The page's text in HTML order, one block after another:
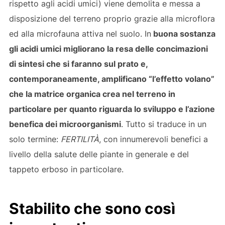
rispetto agli acidi umici) viene demolita e messa a
disposizione del terreno proprio grazie alla microflora
ed alla microfauna attiva nel suolo. Inbuona sostanza
gli acidi umici migliorano la resa delle concimazioni
di sintesi che si faranno sul prato e,
contemporaneamente, amplificano “l’effetto volano”
che la matrice organica crea nel terreno in
particolare per quanto riguarda lo sviluppo e l’azione
benefica dei microorganismi. Tutto si traduce in un
solo termine: FERTILITÀ, con innumerevoli benefici a
livello della salute delle piante in generale e del
tappeto erboso in particolare.
Stabilito che sono così